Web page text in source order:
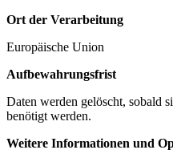
Ort der Verarbeitung
Europäische Union
Aufbewahrungsfrist
Daten werden gelöscht, sobald
benötigt werden.
Weitere Informationen und